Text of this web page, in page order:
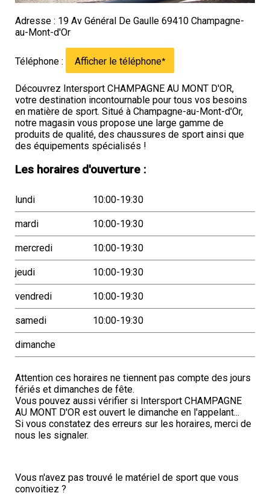
Adresse : 19 Av Général De Gaulle 69410 Champagne-
au-Mont-d'Or
Téléphone : Afficher le téléphone*
Découvrez Intersport CHAMPAGNE AU MONT D'OR,
votre destination incontournable pour tous vos besoins
en matière de sport. Situé à Champagne-au-Mont-d'Or,
notre magasin vous propose une large gamme de
produits de qualité, des chaussures de sport ainsi que
des équipements spécialisés !
Les horaires d'ouverture :
lundi 10:00-19:30
mardi 10:00-19:30
mercredi 10:00-19:30
jeudi 10:00-19:30
vendredi 10:00-19:30
samedi 10:00-19:30
dimanche
Attention ces horaires ne tiennent pas compte des jours
fériés et dimanches de fête.
Vous pouvez aussi vérifier si Intersport CHAMPAGNE
AU MONT D'OR est ouvert le dimanche en l'appelant...
Si vous constatez des erreurs sur les horaires, merci de
nous les signaler.
Vous n'avez pas trouvé le matériel de sport que vous
convoitiez ?